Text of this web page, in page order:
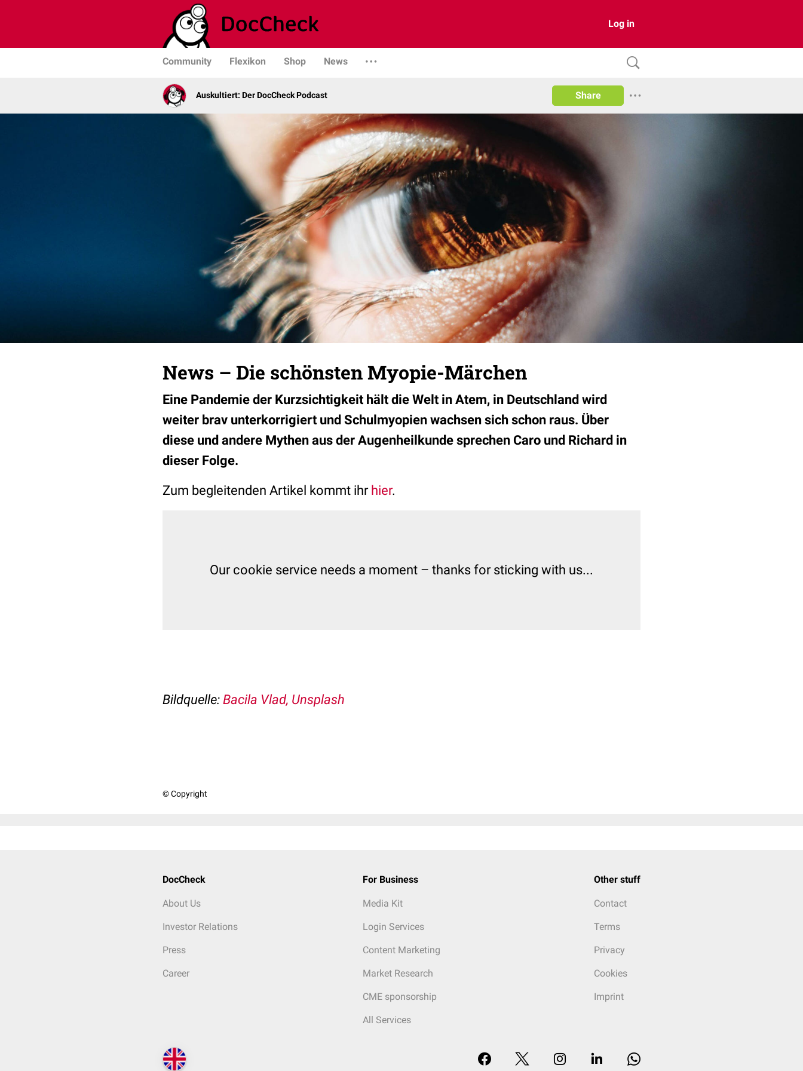
Log in
Community Flexikon Shop News
Auskultiert: Der DocCheck Podcast Share
News – Die schönsten Myopie-Märchen
Eine Pandemie der Kurzsichtigkeit hält die Welt in Atem, in Deutschland wird
weiter brav unterkorrigiert und Schulmyopien wachsen sich schon raus. Über
diese und andere Mythen aus der Augenheilkunde sprechen Caro und Richard in
dieser Folge.
Zum begleitenden Artikel kommt ihr hier.
Our cookie service needs a moment – thanks for sticking with us...
Bildquelle: Bacila Vlad, Unsplash
© Copyright
DocCheck
About Us
Investor Relations
Press
Career
For Business
Media Kit
Login Services
Content Marketing
Market Research
CME sponsorship
All Services
Other stuff
Contact
Terms
Privacy
Cookies
Imprint